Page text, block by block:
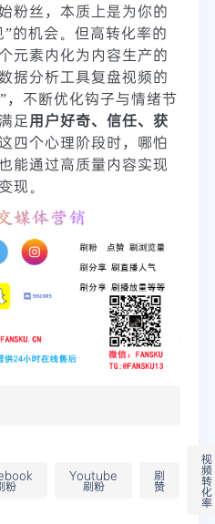
粉丝，本质上是为你的
的机会。但高转化率的
元素内化为内容生产的
据分析工具复盘视频的
，不断优化钩子与情绪节
足用户好奇、信任、获
四个心理阶段时，哪怕
能通过高质量内容实现
现。
粉
Youtube
刷粉
刷
赞
视
频
转
化
率